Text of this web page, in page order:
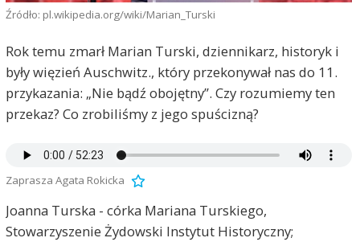
Źródło: pl.wikipedia.org/wiki/Marian_Turski
Rok temu zmarł Marian Turski, dziennikarz, historyk i
były więzień Auschwitz., który przekonywał nas do 11.
przykazania: „Nie bądź obojętny”. Czy rozumiemy ten
przekaz? Co zrobiliśmy z jego spuścizną?
Zaprasza Agata Rokicka
Joanna Turska - córka Mariana Turskiego,
Stowarzyszenie Żydowski Instytut Historyczny;